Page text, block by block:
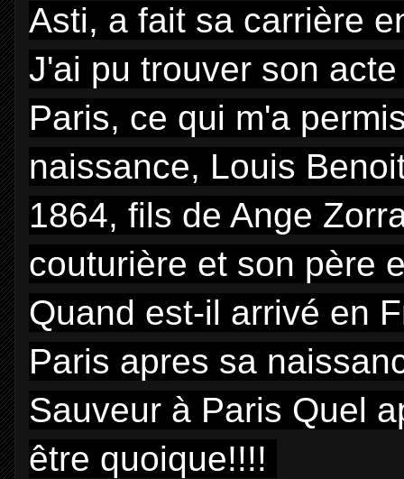
Asti, a fait sa carrière
J'ai pu trouver son
Paris, ce qui m'a
naissance, Louis
1864, fils de Ange
couturière et son père
Quand est-il arrivé en
Paris apres sa
Sauveur à Paris Quel
être quoique!!!!